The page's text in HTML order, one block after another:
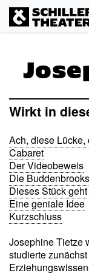
Wirkt in
Ach, diese
Cabaret
Der Videobeweis
Die Buddenbrooks
Dieses Stück
Eine geniale Idee
Kurzschluss
Josephine Tietze
studierte